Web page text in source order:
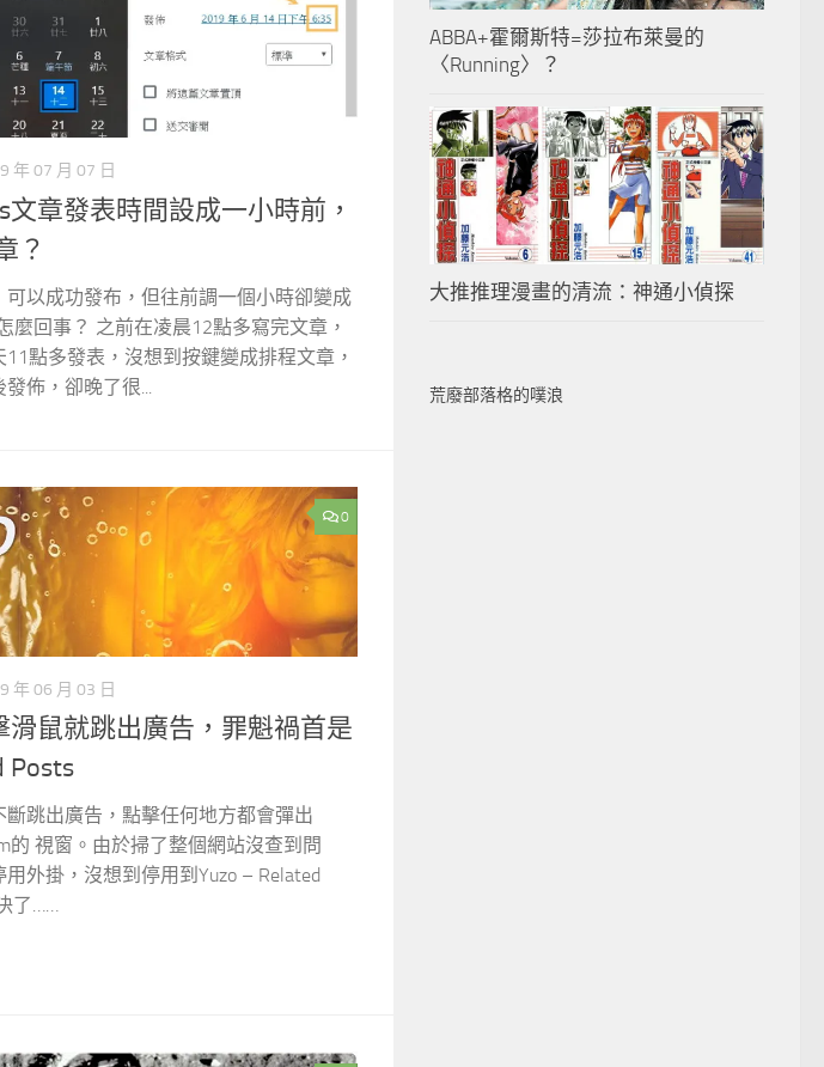
年 07 月 07 日
文章發表時間設成一小時前，
？
可以成功發布，但往前調一個小時卻變成
麼回事？ 之前在凌晨12點多寫完文章，
點多發表，沒想到按鍵變成排程文章，
佈，卻晚了很...
0
年 06 月 03 日
滑鼠就跳出廣告，罪魁禍首是
Posts
斷跳出廣告，點擊任何地方都會彈出
的 視窗。由於掃了整個網站沒查到問
外掛，沒想到停用到Yuzo – Related
了……
ABBA+霍爾斯特=莎拉布萊曼的
〈Running〉？
大推推理漫畫的清流：神通小偵探
荒廢部落格的噗浪